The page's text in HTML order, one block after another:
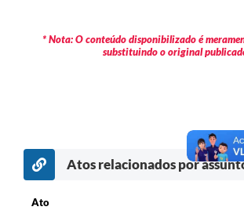
Prefeito por um dia
Atendimento Médico
* Nota: O conteúdo disponibilizado é
substituindo o original
Atos relacionados por
Ato